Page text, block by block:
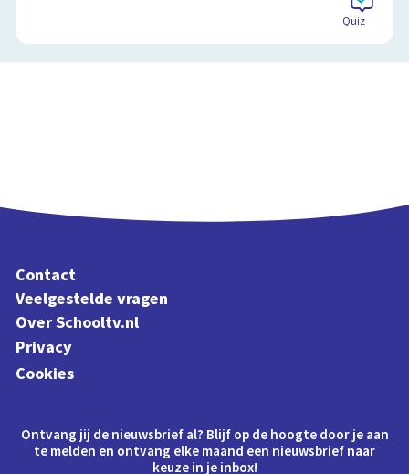
Quiz
Contact
Veelgestelde vragen
Over Schooltv.nl
Privacy
Cookies
Ontvang jij de nieuwsbrief al? Blijf op de hoogte door je aan
te melden en ontvang elke maand een nieuwsbrief naar
keuze in je inbox!